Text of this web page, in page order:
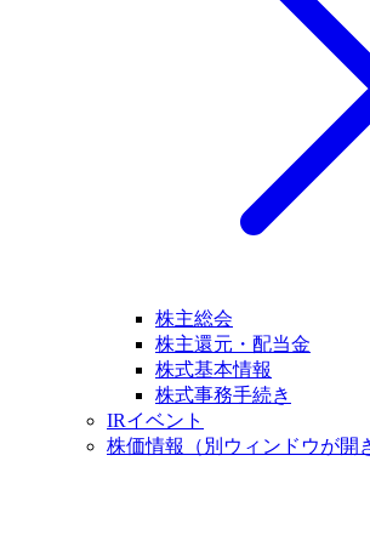
株主総会
株主還元・配当金
株式基本情報
株式事務手続き
IRイベント
株価情報
（別ウィンドウが開